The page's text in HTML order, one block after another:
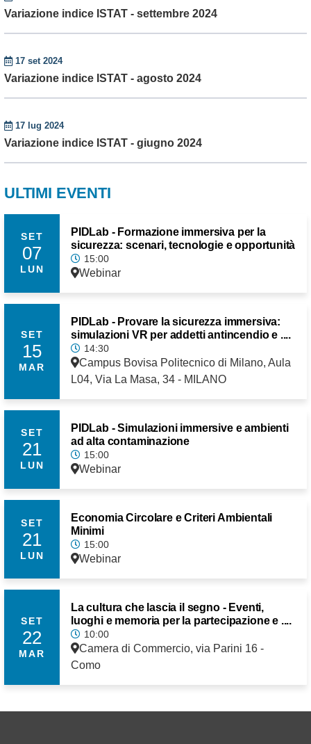
Variazione indice ISTAT - settembre 2024
17 set 2024
Variazione indice ISTAT - agosto 2024
17 lug 2024
Variazione indice ISTAT - giugno 2024
ULTIMI EVENTI
SET
07
LUN
PIDLab - Formazione immersiva per la
sicurezza: scenari, tecnologie e opportunità
15:00
Webinar
SET
15
MAR
PIDLab - Provare la sicurezza immersiva:
simulazioni VR per addetti antincendio e ....
14:30
Campus Bovisa Politecnico di Milano, Aula
L04, Via La Masa, 34 - MILANO
SET
21
LUN
PIDLab - Simulazioni immersive e ambienti
ad alta contaminazione
15:00
Webinar
SET
21
LUN
Economia Circolare e Criteri Ambientali
Minimi
15:00
Webinar
SET
22
MAR
La cultura che lascia il segno - Eventi,
luoghi e memoria per la partecipazione e ....
10:00
Camera di Commercio, via Parini 16 -
Como